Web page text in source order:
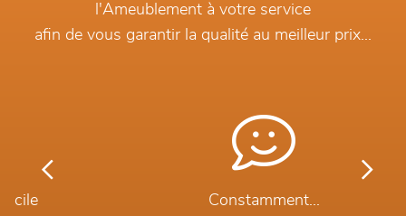
l'Ameublement à votre service
afin de vous garantir la qualité au meilleur prix...
Constamment...